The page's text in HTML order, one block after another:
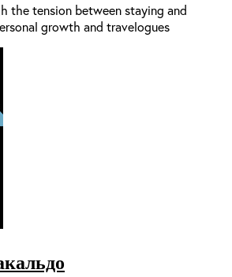
the tension between staying and
growth and travelogues